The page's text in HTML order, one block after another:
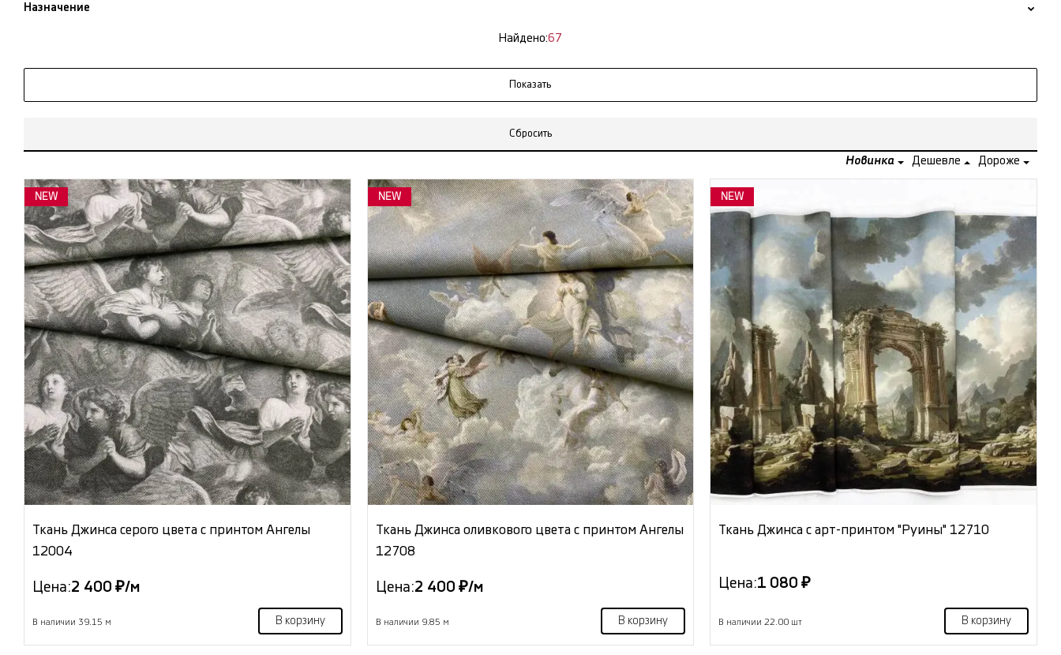
Назначение
Найдено:67
Сбросить
Новинка Дешевле Дороже
NEW
Ткань Джинса серого цвета с принтом Ангелы
12004
Цена:2 400 ₽/м
В наличии 39.15 м В корзину
NEW
Ткань Джинса оливкового цвета с принтом Ангелы
12708
Цена:2 400 ₽/м
В наличии 9.85 м В корзину
NEW
Ткань Джинса с арт-принтом "Руины" 12710
Цена:1 080 ₽
В наличии 22.00 шт В корзину